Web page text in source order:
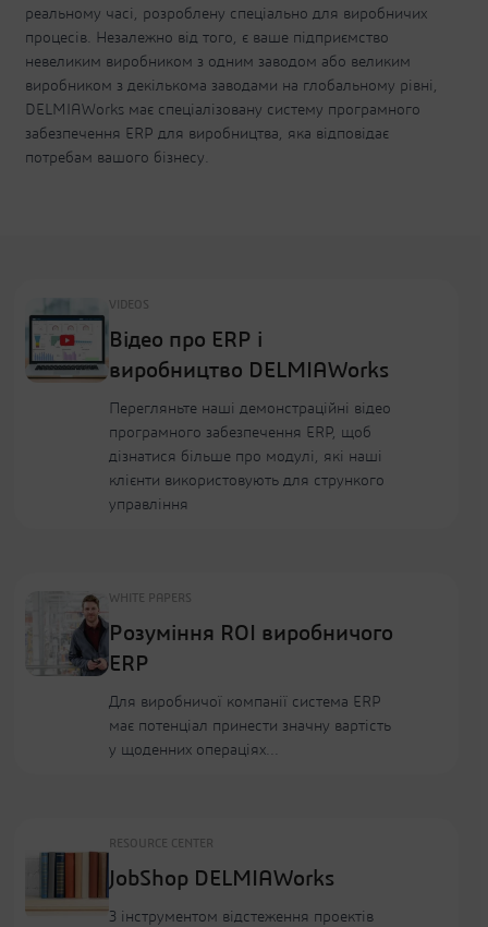
реальному часі, розроблену спеціально для виробничих
процесів. Незалежно від того, є ваше підприємство
невеликим виробником з одним заводом або великим
виробником з декількома заводами на глобальному рівні,
DELMIAWorks має спеціалізовану систему програмного
забезпечення ERP для виробництва, яка відповідає
потребам вашого бізнесу.
VIDEOS
Відео про ERP і
виробництво DELMIAWorks
Перегляньте наші демонстраційні відео
програмного забезпечення ERP, щоб
дізнатися більше про модулі, які наші
клієнти використовують для стрункого
управління
WHITE PAPERS
Розуміння ROI виробничого
ERP
Для виробничої компанії система ERP
має потенціал принести значну вартість
у щоденних операціях...
RESOURCE CENTER
JobShop DELMIAWorks
З інструментом відстеження проектів